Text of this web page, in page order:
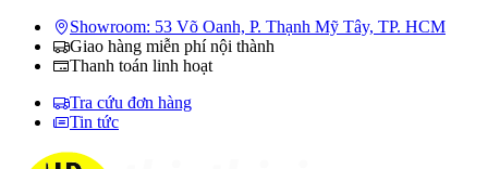
Showroom: 53 Võ Oanh, P. Thạnh Mỹ Tây, TP. HCM
Giao hàng miễn phí nội thành
Thanh toán linh hoạt
Tra cứu đơn hàng
Tin tức